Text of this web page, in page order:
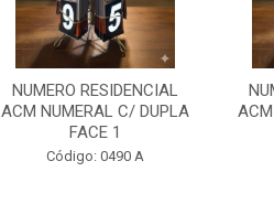
NUMERO RESIDENCIAL
ACM NUMERAL C/ DUPLA
FACE 1
Código: 0490 A